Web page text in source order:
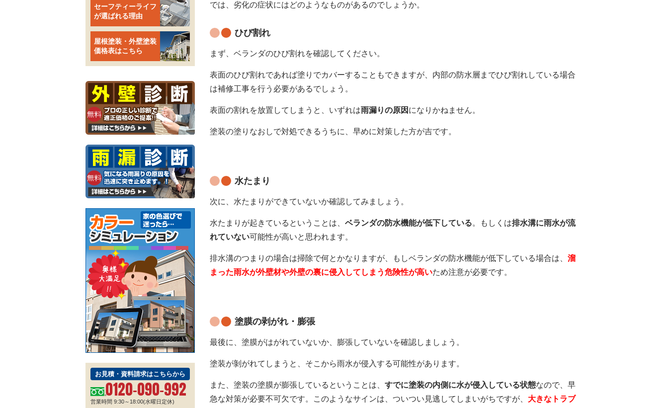
では、劣化の症状にはどのようなものがあるのでしょうか。
ひび割れ
まず、ベランダのひび割れを確認してください。
表面のひび割れであれば塗りでカバーすることもできますが、内部の防水層までひび割れしている場合
は補修工事を行う必要があるでしょう。
表面の割れを放置してしまうと、いずれは雨漏りの原因 になりかねません。
塗装の塗りなおしで対処できるうちに、早めに対策した方が吉です。
水たまり
次に、水たまりができていないか確認してみましょう。
水たまりが起きているということは、 ベランダの防水機能が低下している。もしくは排水溝に雨水が流
れていない可能性が高いと思われます。
排水溝のつまりの場合は掃除で何とかなりますが、 もしベランダの防水機能が低下している場合は、 溜
まった雨水が外壁材や外壁の裏に侵入してしまう危険性が高いため注意が必要です。
塗膜の剥がれ・膨張
最後に、塗膜がはがれていないか、膨張していないを確認しましょう。
塗装が剝がれてしまうと、そこから雨水が侵入する可能性があります。
また、塗装の塗膜が膨張しているということは、 すでに塗装の内側に水が侵入している状態なので、早
急な対策が必要不可欠です。
このようなサインは、ついつい見逃してしまいがちですが、 大きなトラブ
セーフティーライフ
が選ばれる理由
屋根塗装・外壁塗装
価格表はこちら
お見積・資料請求はこちらから
0120-090-992
営業時間 9:30～18:00(水曜日定休)